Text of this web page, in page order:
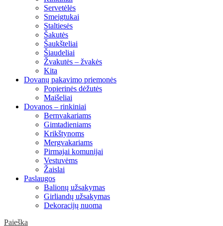
Servetėlės
Smeigtukai
Staltiesės
Šakutės
Šaukšteliai
Šiaudeliai
Žvakutės – žvakės
Kita
Dovanų pakavimo priemonės
Popierinės dėžutės
Maišeliai
Dovanos – rinkiniai
Bernvakariams
Gimtadieniams
Krikštynoms
Mergvakariams
Pirmajai komunijai
Vestuvėms
Žaislai
Paslaugos
Balionų užsakymas
Girliandų užsakymas
Dekoracijų nuoma
Paieška